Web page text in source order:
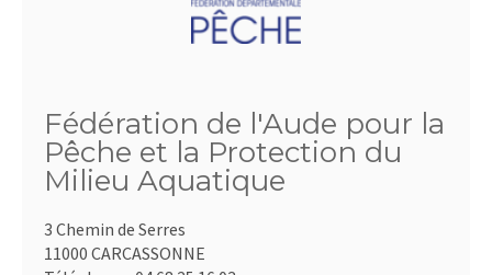
Fédération de l'Aude pour la
Pêche et la Protection du
Milieu Aquatique
3 Chemin de Serres
11000 CARCASSONNE